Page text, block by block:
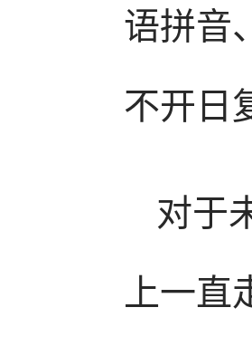
语拼音
不开日
对于
上一直